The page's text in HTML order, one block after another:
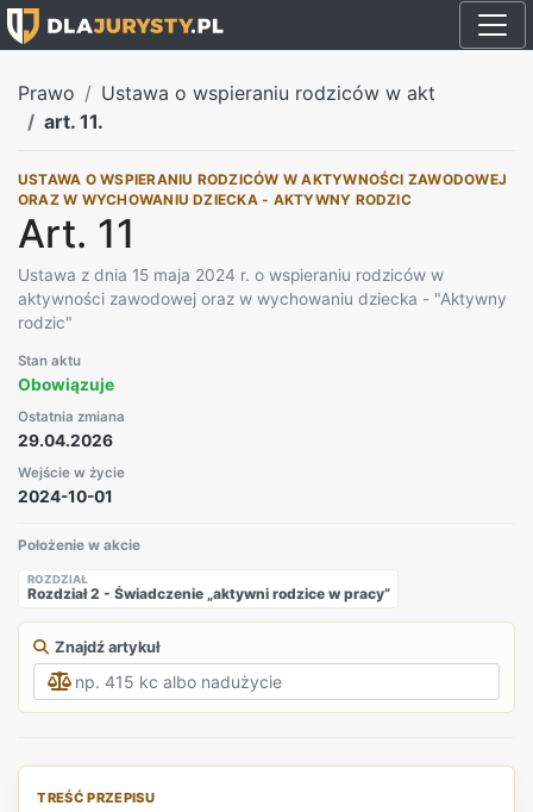
Prawo
Ustawa o wspieraniu rodziców w akt
art. 11.
USTAWA O WSPIERANIU RODZICÓW W AKTYWNOŚCI ZAWODOWEJ
ORAZ W WYCHOWANIU DZIECKA - AKTYWNY RODZIC
Art. 11
Ustawa z dnia 15 maja 2024 r. o wspieraniu rodziców w
aktywności zawodowej oraz w wychowaniu dziecka - "Aktywny
rodzic"
Stan aktu
Obowiązuje
Ostatnia zmiana
29.04.2026
Wejście w życie
2024-10-01
Położenie w akcie
ROZDZIAŁ
Rozdział 2 - Świadczenie „aktywni rodzice w pracy”
Znajdź artykuł
TREŚĆ PRZEPISU